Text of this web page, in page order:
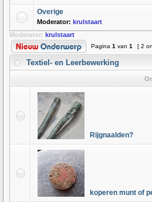
Overige
Moderator: krulstaart
Moderator: krulstaart
Pagina 1 van 1 [ 2
Textiel- en Leerbewerking
Rijgnaalden?
koperen munt of